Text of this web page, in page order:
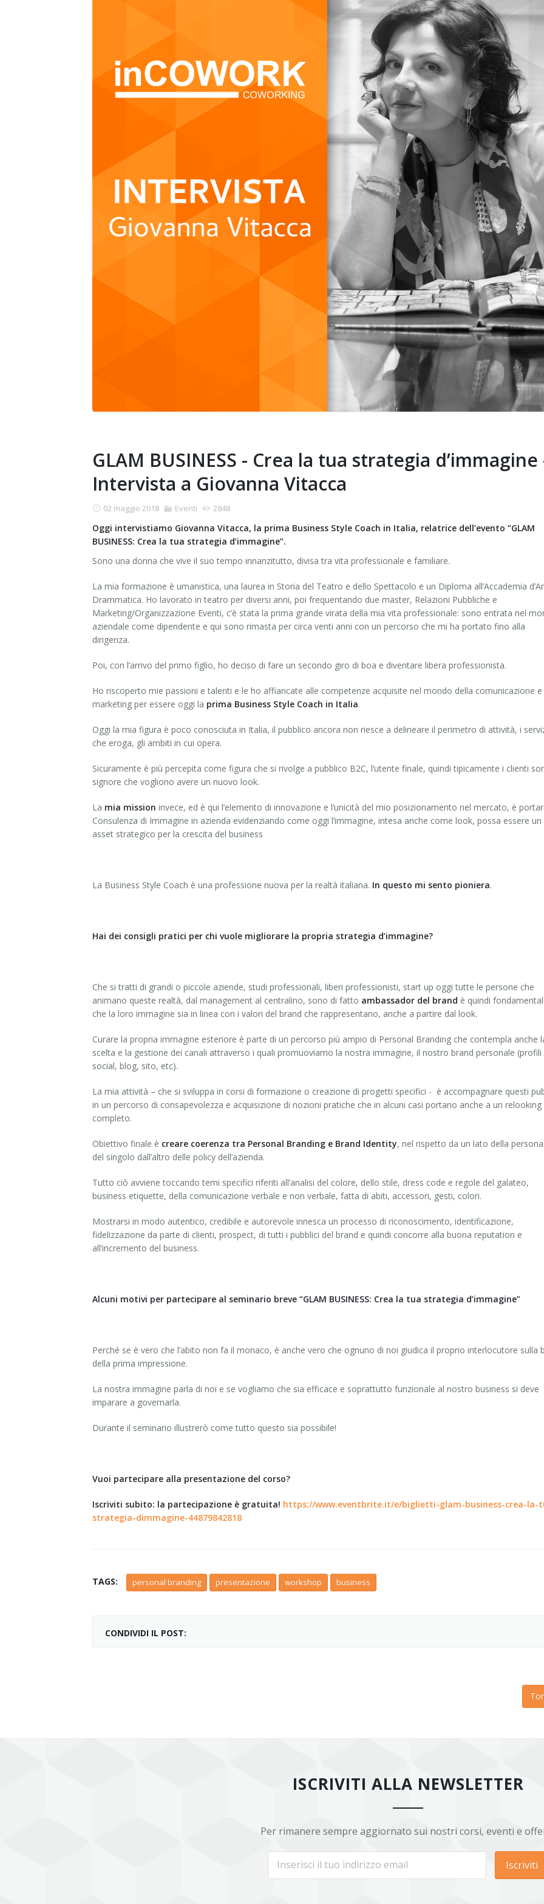
GLAM BUSINESS - Crea la tua strategia d’immagine
Intervista a Giovanna Vitacca
02 maggio 2018 Eventi 2848
Oggi intervistiamo Giovanna Vitacca, la prima Business Style Coach in Italia, relatrice dell’evento “GLAM
BUSINESS: Crea la tua strategia d’immagine”.
Sono una donna che vive il suo tempo innanzitutto, divisa tra vita professionale e familiare.
La mia formazione è umanistica, una laurea in Storia del Teatro e dello Spettacolo e un Diploma all’Accademia
Drammatica. Ho lavorato in teatro per diversi anni, poi frequentando due master, Relazioni Pubbliche e
Marketing/Organizzazione Eventi, c’è stata la prima grande virata della mia vita professionale: sono entrata nel
aziendale come dipendente e qui sono rimasta per circa venti anni con un percorso che mi ha portato fino alla
dirigenza.
Poi, con l’arrivo del primo figlio, ho deciso di fare un secondo giro di boa e diventare libera professionista.
Ho riscoperto mie passioni e talenti e le ho affiancate alle competenze acquisite nel mondo della comunicazione e
marketing per essere oggi la prima Business Style Coach in Italia.
Oggi la mia figura è poco conosciuta in Italia, il pubblico ancora non riesce a delineare il perimetro di attività, i
che eroga, gli ambiti in cui opera.
Sicuramente è più percepita come figura che si rivolge a pubblico B2C, l’utente finale, quindi tipicamente i clienti
signore che vogliono avere un nuovo look.
La mia mission invece, ed è qui l’elemento di innovazione e l’unicità del mio posizionamento nel mercato, è
Consulenza di Immagine in azienda evidenziando come oggi l’immagine, intesa anche come look, possa essere un
asset strategico per la crescita del business
La Business Style Coach è una professione nuova per la realtà italiana. In questo mi sento pioniera.
Hai dei consigli pratici per chi vuole migliorare la propria strategia d’immagine?
Che si tratti di grandi o piccole aziende, studi professionali, liberi professionisti, start up oggi tutte le persone che
animano queste realtà, dal management al centralino, sono di fatto ambassador del brand è quindi
che la loro immagine sia in linea con i valori del brand che rappresentano, anche a partire dal look.
Curare la propria immagine esteriore è parte di un percorso più ampio di Personal Branding che contempla anche
scelta e la gestione dei canali attraverso i quali promuoviamo la nostra immagine, il nostro brand personale (profili
social, blog, sito, etc).
La mia attività – che si sviluppa in corsi di formazione o creazione di progetti specifici - è accompagnare questi
in un percorso di consapevolezza e acquisizione di nozioni pratiche che in alcuni casi portano anche a un relooking
completo.
Obiettivo finale è creare coerenza tra Personal Branding e Brand Identity, nel rispetto da un lato della
del singolo dall’altro delle policy dell’azienda.
Tutto ciò avviene toccando temi specifici riferiti all’analisi del colore, dello stile, dress code e regole del galateo,
business etiquette, della comunicazione verbale e non verbale, fatta di abiti, accessori, gesti, colori.
Mostrarsi in modo autentico, credibile e autorevole innesca un processo di riconoscimento, identificazione,
fidelizzazione da parte di clienti, prospect, di tutti i pubblici del brand e quindi concorre alla buona reputation e
all’incremento del business.
Alcuni motivi per partecipare al seminario breve “GLAM BUSINESS: Crea la tua strategia d’immagine”
Perché se è vero che l’abito non fa il monaco, è anche vero che ognuno di noi giudica il proprio interlocutore sulla
della prima impressione.
La nostra immagine parla di noi e se vogliamo che sia efficace e soprattutto funzionale al nostro business si deve
imparare a governarla.
Durante il seminario illustrerò come tutto questo sia possibile!
Vuoi partecipare alla presentazione del corso?
Iscriviti subito: la partecipazione è gratuita! https://www.eventbrite.it/e/biglietti-glam-business-crea-la-
strategia-dimmagine-44879842818
TAGS: personal branding presentazione workshop business
CONDIVIDI IL POST:
ISCRIVITI ALLA NEWSLETTER
Per rimanere sempre aggiornato sui nostri corsi, eventi e
Iscriviti